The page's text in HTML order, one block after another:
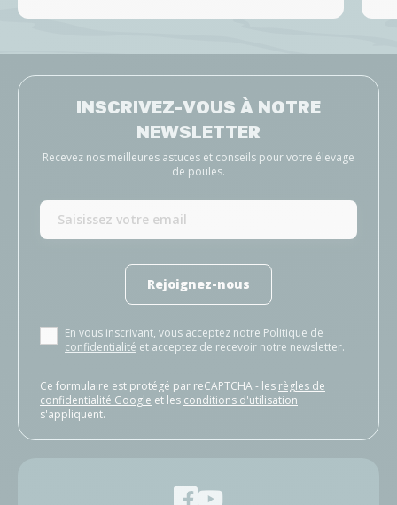
INSCRIVEZ-VOUS À NOTRE
NEWSLETTER
Recevez nos meilleures astuces et conseils pour votre élevage
de poules.
Rejoignez-nous
En vous inscrivant, vous acceptez notre Politique de
confidentialité et acceptez de recevoir notre newsletter.
Ce formulaire est protégé par reCAPTCHA - les règles de
confidentialité Google et les conditions d'utilisation
s'appliquent.